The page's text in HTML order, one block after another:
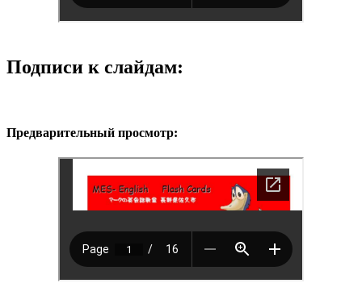
Подписи к слайдам:
Предварительный просмотр: